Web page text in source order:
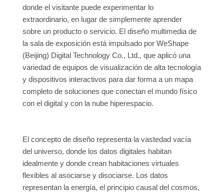
donde el visitante puede experimentar lo
extraordinario, en lugar de simplemente aprender
sobre un producto o servicio. El diseño multimedia de
la sala de exposición está impulsado por WeShape
(Beijing) Digital Technology Co., Ltd., que aplicó una
variedad de equipos de visualización de alta tecnología
y dispositivos interactivos para dar forma a un mapa
completo de soluciones que conectan el mundo físico
con el digital y con la nube hiperespacio.
El concepto de diseño representa la vastedad vacía
del universo, donde los datos digitales habitan
idealmente y donde crean habitaciones virtuales
flexibles al asociarse y disociarse. Los datos
representan la energía, el principio causal del cosmos,